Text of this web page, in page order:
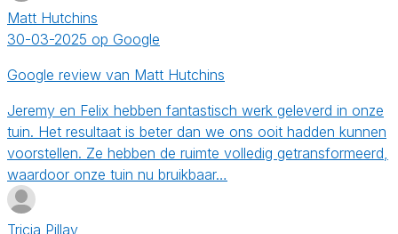
Matt Hutchins
30-03-2025 op Google
Google review van Matt Hutchins
Jeremy en Felix hebben fantastisch werk geleverd in onze
tuin. Het resultaat is beter dan we ons ooit hadden kunnen
voorstellen. Ze hebben de ruimte volledig getransformeerd,
waardoor onze tuin nu bruikbaar…
Tricia Pillay